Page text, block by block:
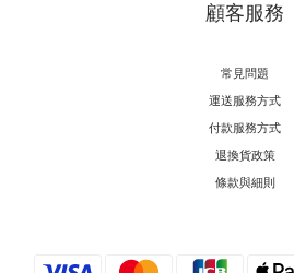
顧客服務
常見問題
運送服務方式
付款服務方式
退換貨政策
條款與細則